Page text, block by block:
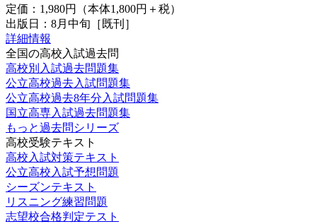
定価： 1,980円
（本体1,800円＋税）
出版日： 8月中旬 ［既刊］
詳細情報
全国の高校入試過去問
高校別入試過去問題集
公立高校過去入試問題集
公立高校過去8年分入試問題集
国立高専入試過去問題集
もっと過去問シリーズ
高校受験テキスト
高校入試対策テキスト
公立高校入試予想問題
シーズンテキスト
リスニング練習問題
志望校合格判定テスト